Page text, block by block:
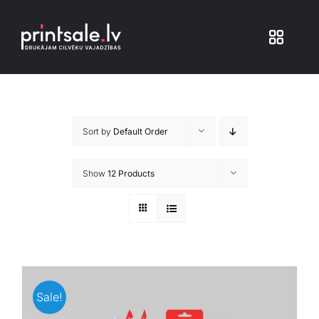
content
Toggle
Atsauksmes
Sort by Default Order
Show 12 Products
Sale!